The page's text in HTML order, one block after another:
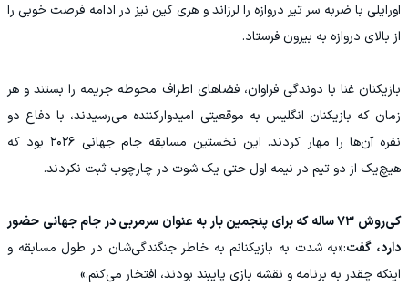
او‌رایلی با ضربه سر تیر دروازه را لرزاند و هری کین نیز در ادامه فرصت خوبی را
از بالای دروازه به بیرون فرستاد.
بازیکنان غنا با دوندگی فراوان، فضاهای اطراف محوطه جریمه را بستند و هر
زمان که بازیکنان انگلیس به موقعیتی امیدوارکننده می‌رسیدند، با دفاع دو
نفره آن‌ها را مهار کردند. این نخستین مسابقه جام جهانی ۲۰۲۶ بود که
هیچ‌یک از دو تیم در نیمه اول حتی یک شوت در چارچوب ثبت نکردند.
کی‌روش ۷۳ ساله که برای پنجمین بار به عنوان سرمربی در جام جهانی حضور
دارد، گفت:«به شدت به بازیکنانم به خاطر جنگندگی‌شان در طول مسابقه و
اینکه چقدر به برنامه و نقشه بازی پایبند بودند، افتخار می‌کنم.»